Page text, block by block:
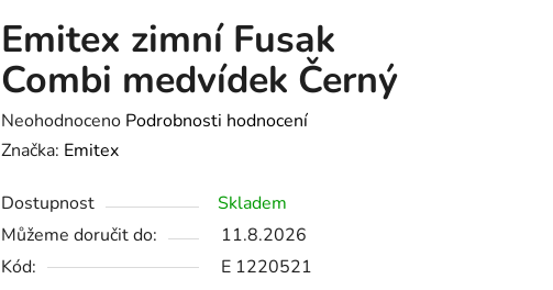
Emitex zimní Fusak
Combi medvídek Černý
Průměrné
hodnocení
je
0,0
z
Neohodnoceno Podrobnosti hodnocení
Značka: Emitex
Dostupnost
Skladem
Můžeme doručit do:
11.8.2026
Kód:
E 1220521